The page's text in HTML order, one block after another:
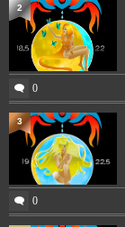
0
2
0
3